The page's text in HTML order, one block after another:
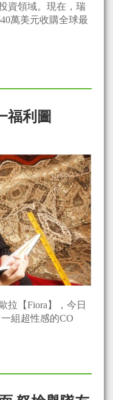
資領域。現在，瑞
萬美元收購全球最
福利圖
拉【Fiora】，今日
組超性感的CO